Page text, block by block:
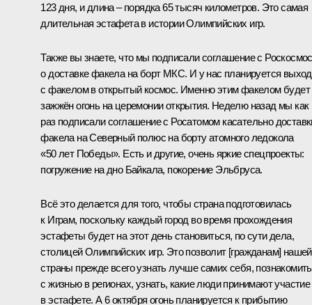
123 дня, и длина – порядка 65 тысяч километров. Это самая
длительная эстафета в истории Олимпийских игр.
Также вы знаете, что мы подписали соглашение с
о доставке факела на борт МКС. И у нас планируется выход
с факелом в открытый космос. Именно этим факелом будет
зажжён огонь на церемонии открытия. Неделю назад мы как
раз подписали соглашение с Росатомом касательно
факела на Северный полюс на борту атомного ледокола
«50 лет Победы». Есть и другие, очень яркие спецпроекты:
погружение на дно Байкала, покорение Эльбруса.
Всё это делается для того, чтобы страна подготовилась
к Играм, поскольку каждый город во время прохождения
эстафеты будет на этот день становиться, по сути дела,
столицей Олимпийских игр. Это позволит [гражданам] нашей
страны прежде всего узнать лучше самих себя,
с жизнью в регионах, узнать, какие люди принимают участие
в эстафете. А 6 октября огонь планируется к прибытию